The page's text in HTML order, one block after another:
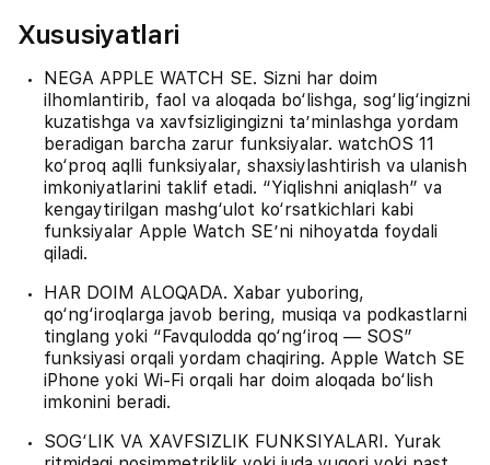
Xususiyatlari
NEGA APPLE WATCH SE. Sizni har doim
ilhomlantirib, faol va aloqada bo‘lishga, sog‘lig‘ingizni
kuzatishga va xavfsizligingizni ta’minlashga yordam
beradigan barcha zarur funksiyalar. watchOS 11
ko‘proq aqlli funksiyalar, shaxsiylashtirish va ulanish
imkoniyatlarini taklif etadi. “Yiqlishni aniqlash” va
kengaytirilgan mashg‘ulot ko‘rsatkichlari kabi
funksiyalar Apple Watch SE’ni nihoyatda foydali
qiladi.
HAR DOIM ALOQADA. Xabar yuboring,
qo‘ng‘iroqlarga javob bering, musiqa va podkastlarni
tinglang yoki “Favqulodda qo‘ng‘iroq — SOS”
funksiyasi orqali yordam chaqiring. Apple Watch SE
iPhone yoki Wi-Fi orqali har doim aloqada bo‘lish
imkonini beradi.
SOG‘LIK VA XAVFSIZLIK FUNKSIYALARI. Yurak